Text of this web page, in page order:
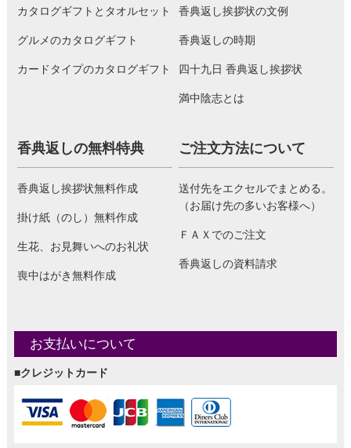
カタログギフトとタオルセット
グルメのカタログギフト
カードタイプのカタログギフト
香典返し挨拶状の文例
香典返しの時期
四十九日 香典返し挨拶状
満中陰志とは
香典返しの無料特典
香典返し挨拶状無料作成
掛け紙（のし）無料作成
生花、お見舞いへのお礼状
喪中はがき無料作成
ご注文方法について
送付先をエクセルでまとめる。
（お届け先の多いお客様へ）
ＦＡＸでのご注文
香典返しの資料請求
お支払いについて
■クレジットカード